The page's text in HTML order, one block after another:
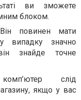
ви зможете
блоком.
повинен мати
випадку значно
знайде точне
слід
якщо у вас